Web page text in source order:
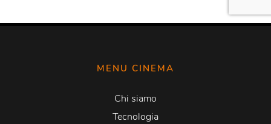
MENU CINEMA
Chi siamo
Tecnologia